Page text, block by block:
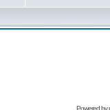
Powered by